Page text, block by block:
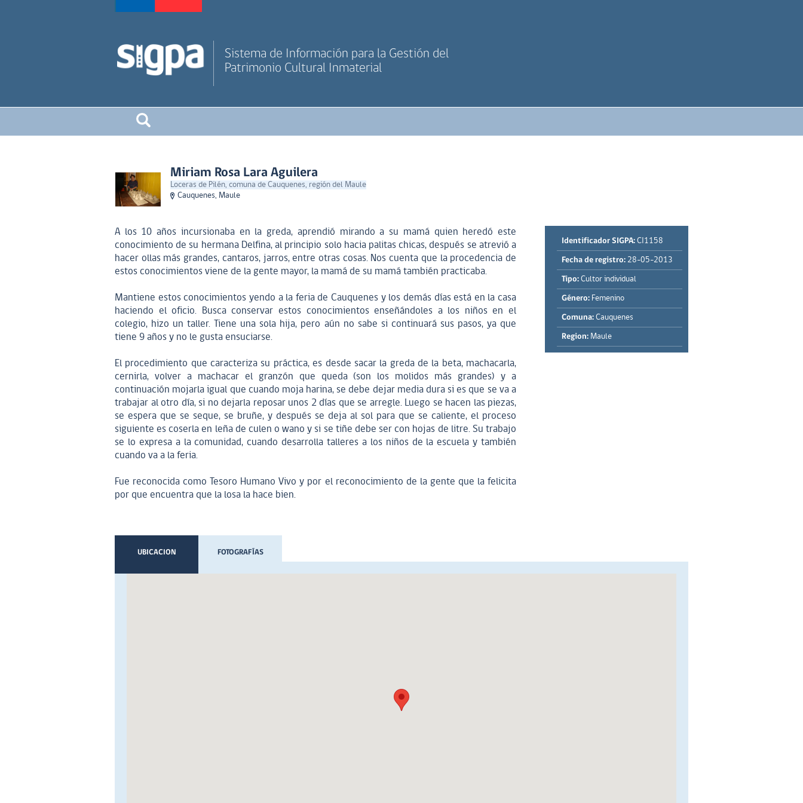
Sistema de Información para la Gestión del
Patrimonio Cultural Inmaterial
Miriam Rosa Lara Aguilera
Loceras de Pilén, comuna de Cauquenes, región del Maule
Cauquenes, Maule
A los 10 años incursionaba en la greda, aprendió mirando a su mamá quien heredó este
conocimiento de su hermana Delfina, al principio solo hacia palitas chicas, después se atrevió a
hacer ollas más grandes, cantaros, jarros, entre otras cosas. Nos cuenta que la procedencia de
estos conocimientos viene de la gente mayor, la mamá de su mamá también practicaba.
Mantiene estos conocimientos yendo a la feria de Cauquenes y los demás días está en la casa
haciendo el oficio. Busca conservar estos conocimientos enseñándoles a los niños en el
colegio, hizo un taller. Tiene una sola hija, pero aún no sabe si continuará sus pasos, ya que
tiene 9 años y no le gusta ensuciarse.
El procedimiento que caracteriza su práctica, es desde sacar la greda de la beta, machacarla,
cernirla, volver a machacar el granzón que queda (son los molidos más grandes) y a
continuación mojarla igual que cuando moja harina, se debe dejar media dura si es que se va a
trabajar al otro día, si no dejarla reposar unos 2 días que se arregle. Luego se hacen las piezas,
se espera que se seque, se bruñe, y después se deja al sol para que se caliente, el proceso
siguiente es coserla en leña de culen o wano y si se tiñe debe ser con hojas de litre. Su trabajo
se lo expresa a la comunidad, cuando desarrolla talleres a los niños de la escuela y también
cuando va a la feria.
Fue reconocida como Tesoro Humano Vivo y por el reconocimiento de la gente que la felicita
por que encuentra que la losa la hace bien.
Identificador SIGPA: CI1158
Fecha de registro: 28-05-2013
Tipo: Cultor individual
Género: Femenino
Comuna: Cauquenes
Region: Maule
UBICACION FOTOGRAFÍAS